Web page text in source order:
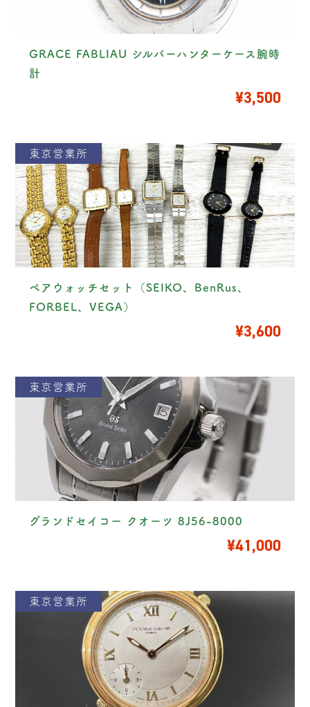
GRACE FABLIAU シルバーハンターケース腕時
計
¥3,500
東京営業所
ペアウォッチセット（SEIKO、BenRus、
FORBEL、VEGA）
¥3,600
東京営業所
グランドセイコー クオーツ 8J56-8000
¥41,000
東京営業所